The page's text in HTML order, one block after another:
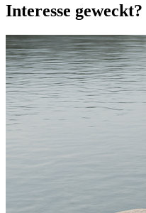
Interesse geweckt?